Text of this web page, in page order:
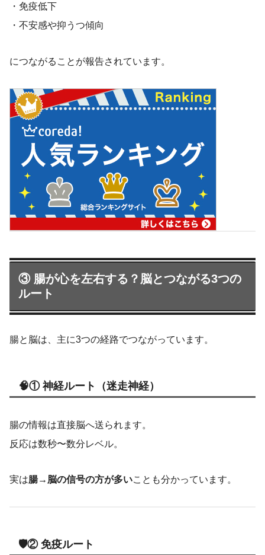
・免疫低下
・不安感や抑うつ傾向
につながることが報告されています。
③ 腸が心を左右する？脳とつながる3つの
ルート
腸と脳は、主に3つの経路でつながっています。
🧠① 神経ルート（迷走神経）
腸の情報は直接脳へ送られます。
反応は数秒〜数分レベル。
実は腸→脳の信号の方が多いことも分かっています。
🛡② 免疫ルート